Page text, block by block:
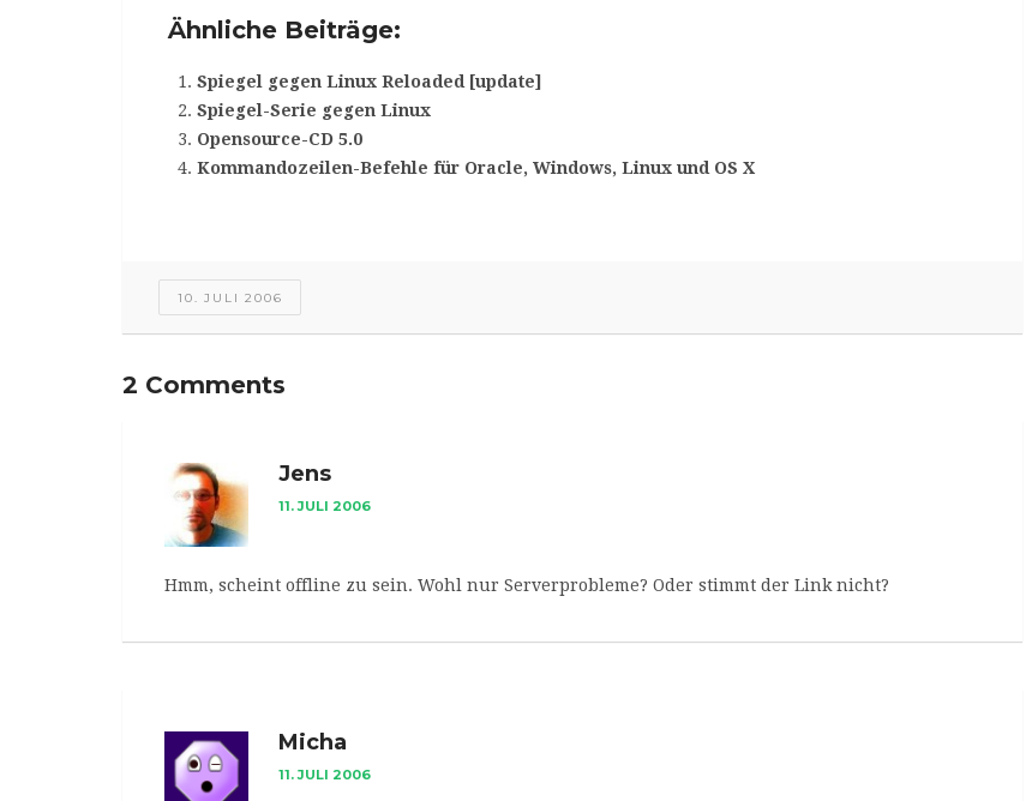
Ähnliche Beiträge:
Spiegel gegen Linux Reloaded [update]
Spiegel-Serie gegen Linux
Opensource-CD 5.0
Kommandozeilen-Befehle für Oracle, Windows, Linux und OS X
10. JULI 2006
2 Comments
Jens
11. JULI 2006
Hmm, scheint offline zu sein. Wohl nur Serverprobleme? Oder stimmt der Link nicht?
Micha
11. JULI 2006